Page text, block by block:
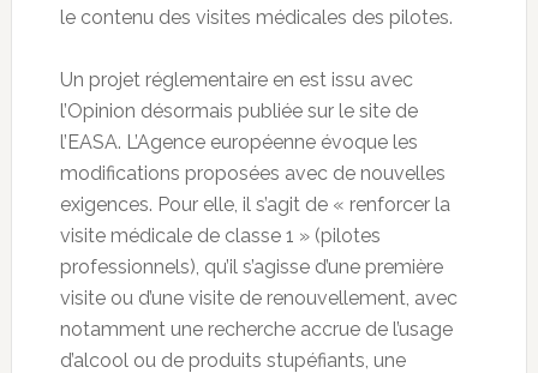
le contenu des visites médicales des pilotes.
Un projet réglementaire en est issu avec
l’Opinion désormais publiée sur le site de
l’EASA. L’Agence européenne évoque les
modifications proposées avec de nouvelles
exigences. Pour elle, il s’agit de « renforcer la
visite médicale de classe 1 » (pilotes
professionnels), qu’il s’agisse d’une première
visite ou d’une visite de renouvellement, avec
notamment une recherche accrue de l’usage
d’alcool ou de produits stupéfiants, une